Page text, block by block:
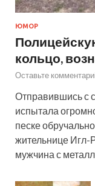
ЮМОР
кольцо,
Оставьте
Отправившись с
испытала
песке
жительнице
мужчина с